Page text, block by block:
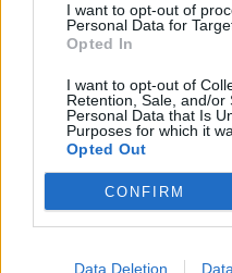
I want to opt-out of
Personal Data for
Opted In
I want to opt-out of
Retention, Sale, and/or
Personal Data that Is
Purposes for which it
Opted Out
CONFIRM
Data Deletion
Καταχώρηση Online
Συμβουλές Καριέρας
HR corner
Περιγραφές Θέσεων Εργασίας
Ερωτήσεις συνεντεύξεων